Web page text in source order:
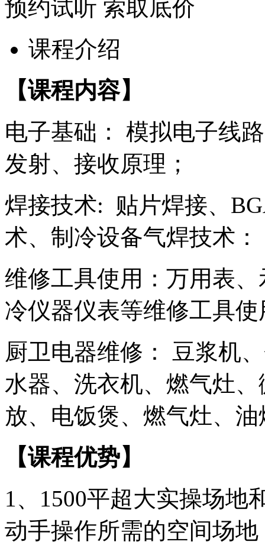
预约试听 索取底价
课程介绍
【课程内容】
电子基础： 模拟电子线
发射、接收原理；
焊接技术: 贴片焊接、
术、制冷设备气焊技术：
维修工具使用：万用表
冷仪器仪表等维修工具使
厨卫电器维修： 豆浆机
水器、洗衣机、燃气灶
放、电饭煲、燃气灶、油
【课程优势】
1、1500平超大实操场地
动手操作所需的空间场地